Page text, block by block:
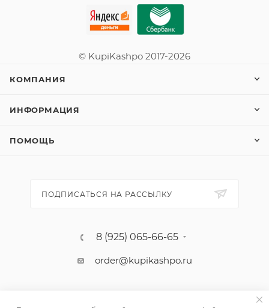
© KupiKashpo 2017-2026
КОМПАНИЯ
ИНФОРМАЦИЯ
ПОМОЩЬ
ПОДПИСАТЬСЯ НА РАССЫЛКУ
8 (925) 065-66-65
order@kupikashpo.ru